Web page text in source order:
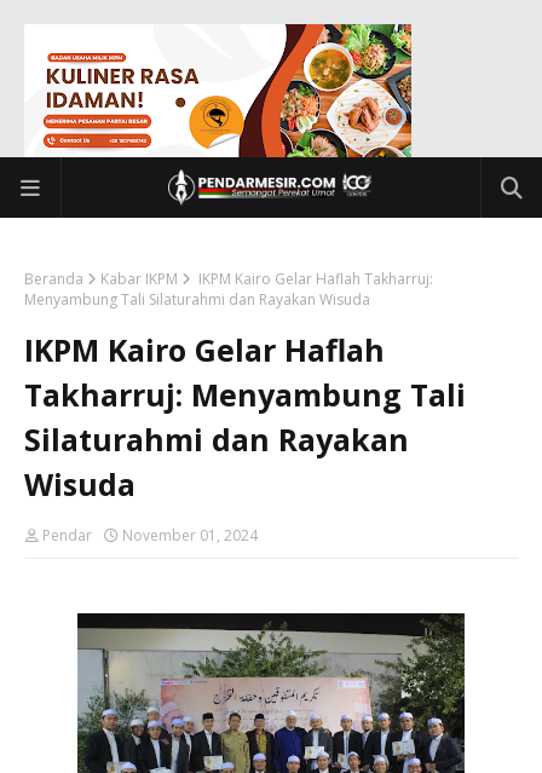
Beranda Kabar IKPM
IKPM Kairo Gelar Haflah Takharruj:
Menyambung Tali Silaturahmi dan Rayakan Wisuda
IKPM Kairo Gelar Haflah
Takharruj: Menyambung Tali
Silaturahmi dan Rayakan
Wisuda
Pendar November 01, 2024